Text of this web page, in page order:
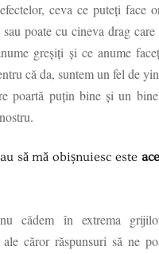
ceva ce puteți face
poate cu cineva drag
greșiți și ce anume
că da, suntem un fel de
poartă puțin bine și un bine
să mă obișnuiesc este
cădem în extrema
căror răspunsuri să ne